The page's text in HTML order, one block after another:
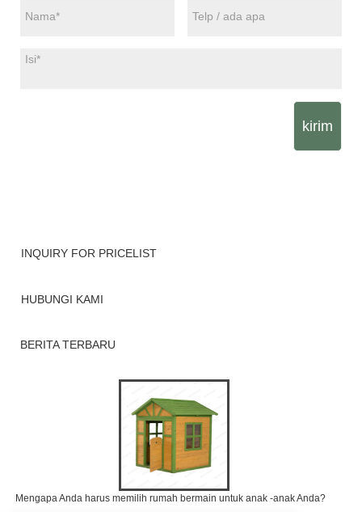
kirim
INQUIRY FOR PRICELIST
HUBUNGI KAMI
BERITA TERBARU
Mengapa Anda harus memilih rumah bermain untuk anak -anak Anda?